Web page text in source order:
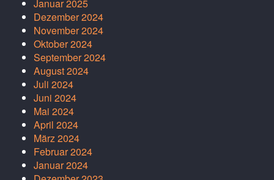
Januar 2025
Dezember 2024
November 2024
Oktober 2024
September 2024
August 2024
Juli 2024
Juni 2024
Mai 2024
April 2024
März 2024
Februar 2024
Januar 2024